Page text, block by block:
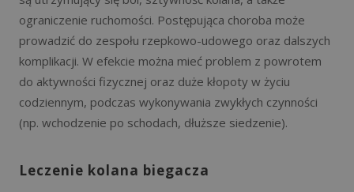
ograniczenie ruchomości. Postępująca choroba może
prowadzić do zespołu rzepkowo-udowego oraz dalszych
komplikacji. W efekcie można mieć problem z powrotem
do aktywności fizycznej oraz duże kłopoty w życiu
codziennym, podczas wykonywania zwykłych czynności
(np. wchodzenie po schodach, dłuższe siedzenie).
Leczenie kolana biegacza